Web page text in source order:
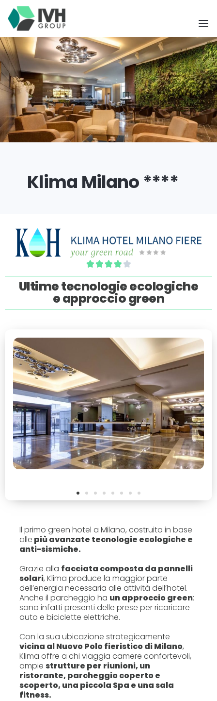
Klima Milano ****
 
Ultime tecnologie ecologiche
e approccio green
Il primo green hotel a Milano, costruito in base
alle più avanzate tecnologie ecologiche e
anti-sismiche.
Grazie alla facciata composta da pannelli
solari, Klima produce la maggior parte
dell’energia necessaria alle attività dell’hotel.
Anche il parcheggio ha un approccio green:
sono infatti presenti delle prese per ricaricare
auto e biciclette elettriche.
Con la sua ubicazione strategicamente
vicina al Nuovo Polo fieristico di Milano,
Klima offre a chi viaggia camere confortevoli,
ampiestrutture per riunioni, un
ristorante, parcheggio coperto e
scoperto, una piccola Spa e una sala
fitness.